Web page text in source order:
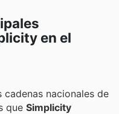
en el
nacionales de
que Simplicity